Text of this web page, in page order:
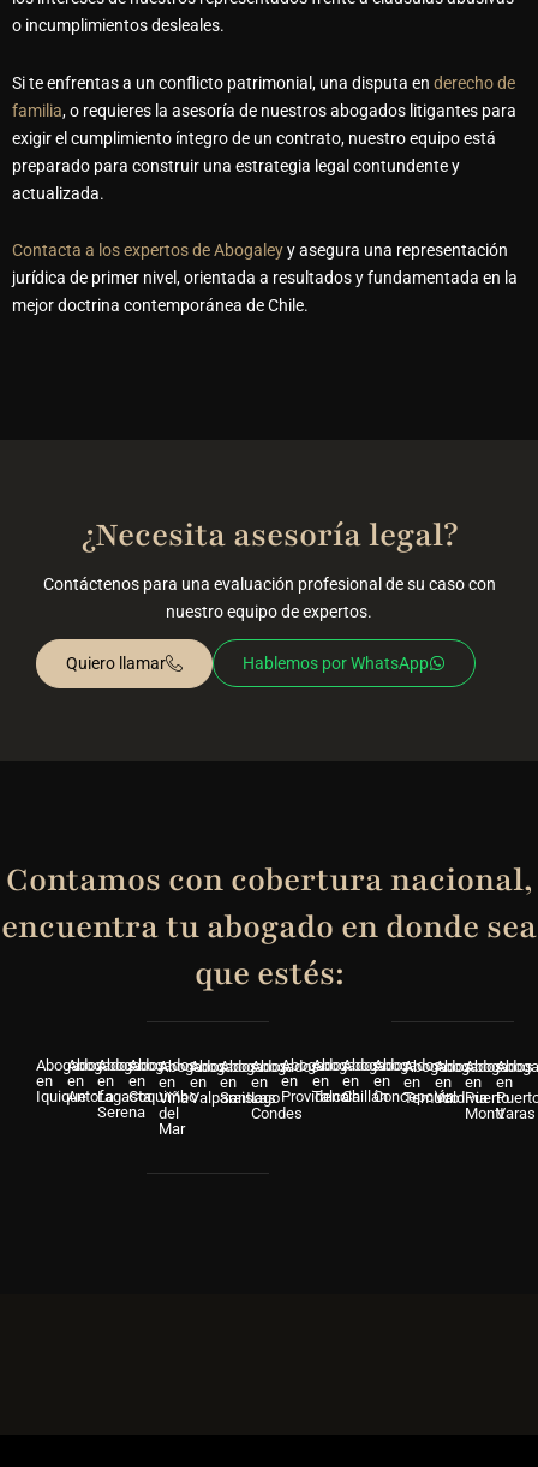
o incumplimientos desleales.
Si te enfrentas a un conflicto patrimonial, una disputa en derecho de
familia, o requieres la asesoría de nuestrosabogados litigantes para
exigir el cumplimiento íntegro de un contrato, nuestro equipo está
preparado para construir una estrategia legal contundente y
actualizada.
Contacta a los expertos de Abogaleyy asegura una representación
jurídica de primer nivel, orientada a resultados y fundamentada en la
mejor doctrina contemporánea de Chile.
¿Necesita asesoría legal?
Contáctenos para una evaluación profesional de su caso con
nuestro equipo de expertos.
Quiero llamar Hablemos por WhatsApp
Contamos con cobertura nacional,
encuentra tu abogado en donde sea
que estés:
Abogados
en
Iquique
Abogados
en
Antofagasta
Abogados
en
La
Serena
Abogados
en
Coquimbo
Abogados
en
Viña
del
Mar
Abogados
en
Valparaiso
Abogados
en
Santiago
Abogados
en
Las
Condes
Abogados
en
Providencia
Abogados
en
Talca
Abogados
en
Chillán
Abogados
en
Concepción
Abogados
en
Temuco
Abogados
en
Valdivia
Abogados
en
Puerto
Montt
en
Varas